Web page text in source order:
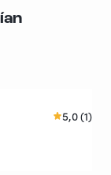
5,0 (1)